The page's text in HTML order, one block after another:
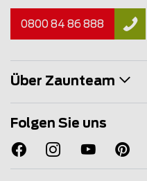
0800 84 86 888
Über Zaunteam
Folgen Sie uns